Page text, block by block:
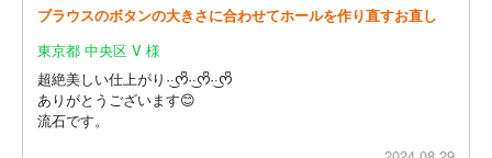
ブラウスのボタンの大きさに合わせてホールを作り直すお直し
東京都 中央区 V 様
超絶美しい仕上がり·͜·ᰔᩚ·͜·ᰔᩚ·͜·ᰔᩚ
ありがとうございます😊
流石です。